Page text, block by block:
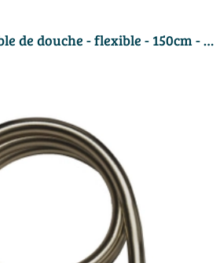
Hotbath Mate Flexible de douche - flexible - 150cm - rond - Laiton brossé PVD